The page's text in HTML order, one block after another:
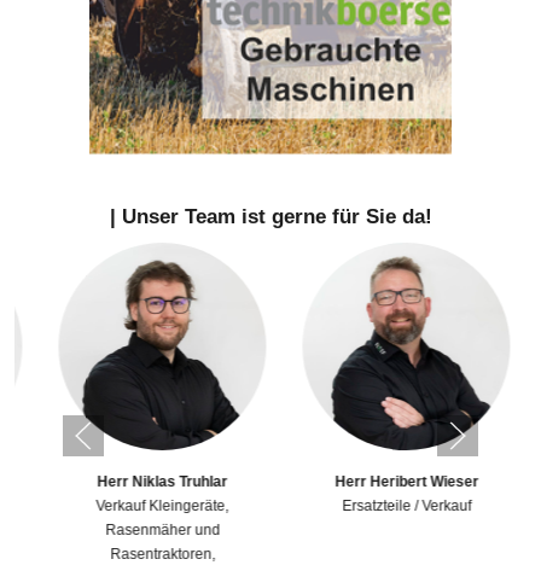
| Unser Team ist gerne für Sie da!
Herr Niklas Truhlar
Verkauf Kleingeräte,
Rasenmäher und
Rasentraktoren,
Herr Heribert Wieser
Ersatzteile / Verkauf